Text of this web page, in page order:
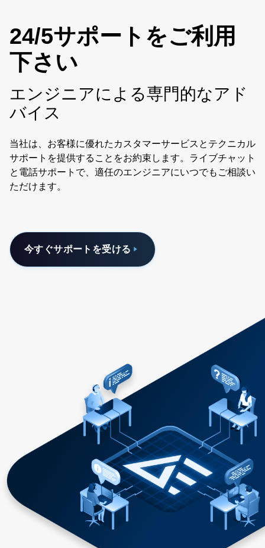
24/5サポートをご利用
下さい
エンジニアによる専門的なアド
バイス
当社は、お客様に優れたカスタマーサービスとテクニカル
サポートを提供することをお約束します。ライブチャット
と電話サポートで、適任のエンジニアにいつでもご相談い
ただけます。
今すぐサポートを受ける